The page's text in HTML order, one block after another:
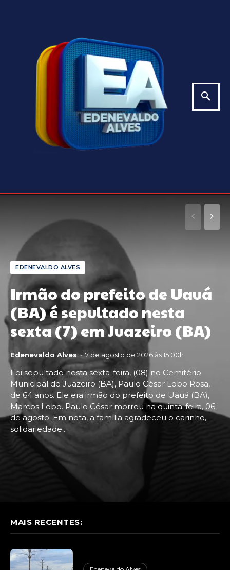
EDENEVALDO ALVES
Irmão do prefeito de Uauá
(BA) é sepultado nesta
sexta (7) em Juazeiro (BA)
Edenevaldo Alves - 7 de agosto de 2026 às 15:00h
Foi sepultado nesta sexta-feira, (08) no Cemitério
Municipal de Juazeiro (BA), Paulo César Lobo Rosa,
de 64 anos. Ele era irmão do prefeito de Uauá (BA),
Marcos Lobo. Paulo César morreu na quinta-feira, 06
de agosto. Em nota, a família agradeceu o carinho,
solidariedade...
MAIS RECENTES: